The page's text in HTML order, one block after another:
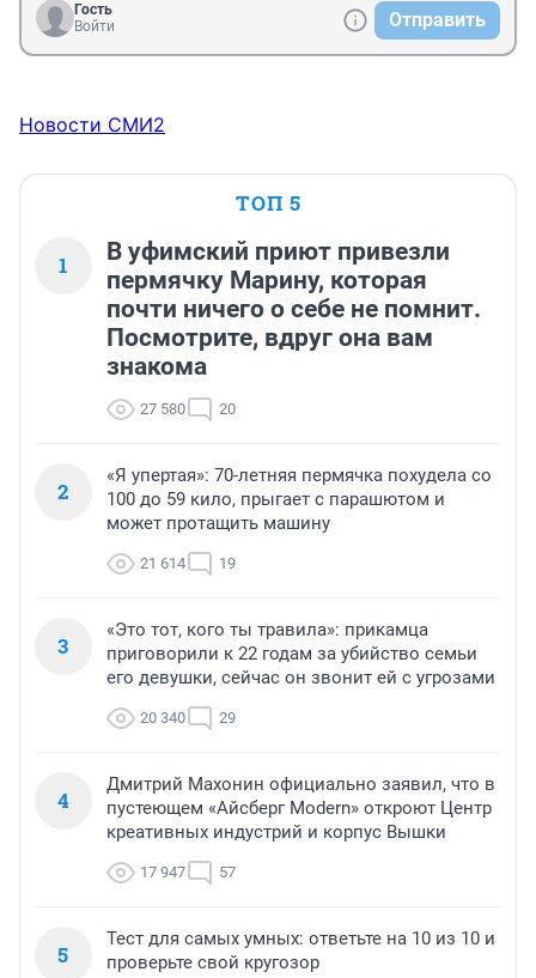
Гость
Войти
Отправить
Новости СМИ2
ТОП 5
1
В уфимский приют привезли
пермячку Марину, которая
почти ничего о себе не помнит.
Посмотрите, вдруг она вам
знакома
27 580 20
2
«Я упертая»: 70-летняя пермячка похудела со
100 до 59 кило, прыгает с парашютом и
может протащить машину
21 614 19
3
«Это тот, кого ты травила»: прикамца
приговорили к 22 годам за убийство семьи
его девушки, сейчас он звонит ей с угрозами
20 340 29
4
Дмитрий Махонин официально заявил, что в
пустеющем «Айсберг Modern» откроют Центр
креативных индустрий и корпус Вышки
17 947 57
5
Тест для самых умных: ответьте на 10 из 10 и
проверьте свой кругозор